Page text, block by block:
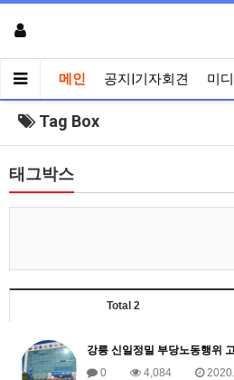
메인 공지|기자회견 미
Tag Box
태그박스
Total 2
강릉 신일정밀 부당노동행위
0
4,084